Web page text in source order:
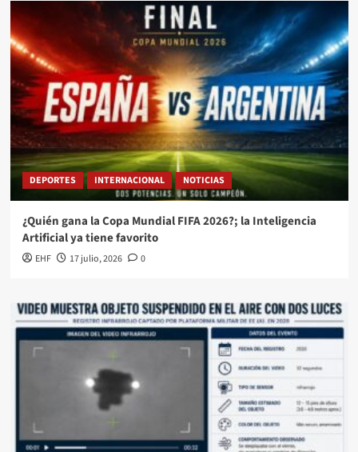
DEPORTES INTERNACIONAL NOTICIAS
¿Quién gana la Copa Mundial FIFA 2026?; la Inteligencia
Artificial ya tiene favorito
EHF 17 julio, 2026 0